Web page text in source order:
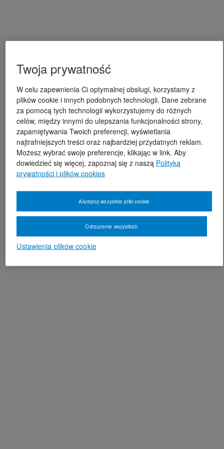
Twoja prywatność
W celu zapewnienia Ci optymalnej obsługi, korzystamy z
plików cookie i innych podobnych technologii. Dane zebrane
za pomocą tych technologii wykorzystujemy do różnych
celów, między innymi do ulepszania funkcjonalności strony,
zapamiętywania Twoich preferencji, wyświetlania
najtrafniejszych treści oraz najbardziej przydatnych reklam.
Możesz wybrać swoje preferencje, klikając w link. Aby
dowiedzieć się więcej, zapoznaj się z naszą Polityką
prywatności i plików cookies
Ustawienia plików cookie
Odrzucenie wszystkich
Akceptuj wszystkie pliki cookie